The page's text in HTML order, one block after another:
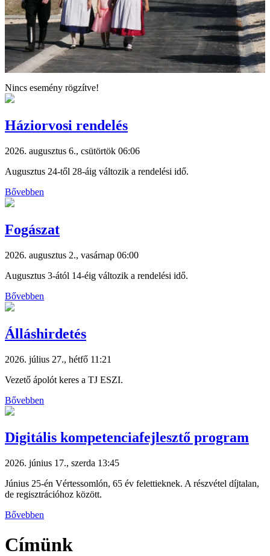
Nincs esemény rögzítve!
Háziorvosi rendelés
2026. augusztus 6., csütörtök 06:06
Augusztus 24-től 28-áig változik a rendelési idő.
Bővebben
Fogászat
2026. augusztus 2., vasárnap 06:00
Augusztus 3-ától 14-éig változik a rendelési idő.
Bővebben
Álláshirdetés
2026. július 27., hétfő 11:21
Vezető ápolót keres a TJ ESZI.
Bővebben
Digitális kompetenciafejlesztő program
2026. június 17., szerda 13:45
Június 25-én Vértessomlón, 65 év felettieknek. A részvétel díjtalan,
de regisztrációhoz között.
Bővebben
Címünk